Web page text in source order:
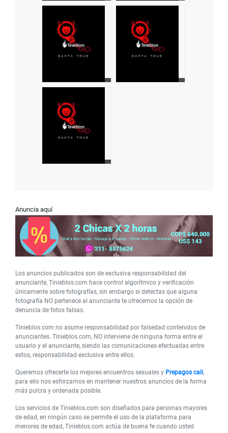
Anuncia aquí
Los anuncios publicados son de exclusiva responsabilidad del
anunciante, Tinieblos.com hace control algorítmico y verificación
únicamente sobre fotografías, sin embargo si detectas que alguna
fotografía NO pertenece al anunciante te ofrecemos la opción de
denuncia de fotos falsas.
Tinieblos.com no asume responsabilidad por falsedad contenidos de
anunciantes. Tinieblos.com, NO interviene de ninguna forma entre el
usuario y el anunciante, siendo las comunicaciones efectuadas entre
estos, responsabilidad exclusiva entre ellos.
Queremos ofrecerte los mejores encuentros sexuales y Prepagos cali,
para ello nos esforzamos en mantener nuestros anuncios de la forma
más pulcra y ordenada posible.
Los servicios de Tinieblos.com son diseñados para personas mayores
de edad, en ningún caso se permite el uso de la plataforma para
menores de edad, Tinieblos.com actúa de buena fe cuando usted